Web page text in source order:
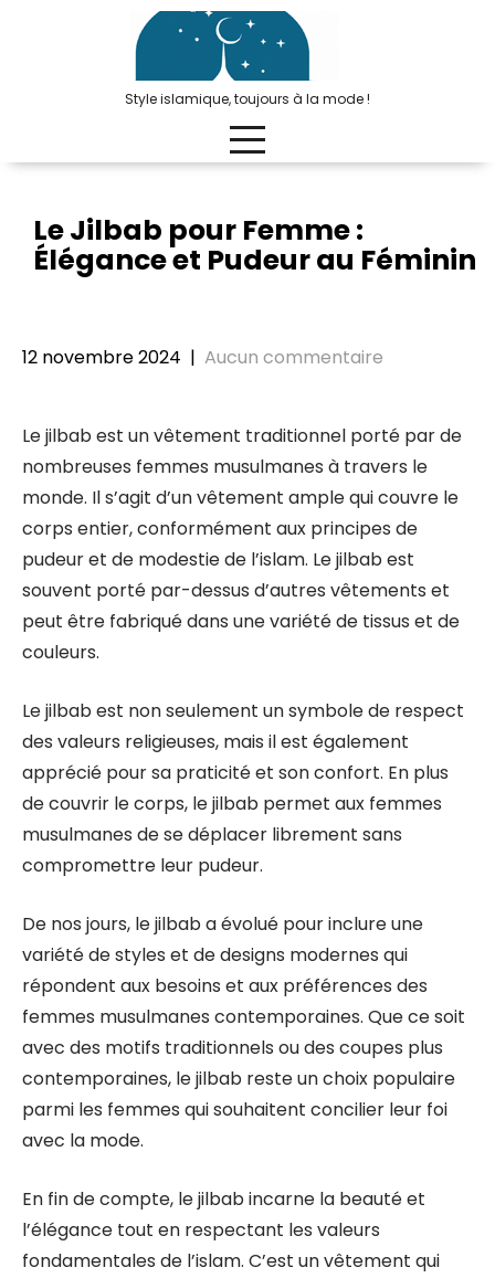
Style islamique, toujours à la mode !
Le Jilbab pour Femme :
Élégance et Pudeur au Féminin
12 novembre 2024 | Aucun commentaire
Le jilbab est un vêtement traditionnel porté par de
nombreuses femmes musulmanes à travers le
monde. Il s’agit d’un vêtement ample qui couvre le
corps entier, conformément aux principes de
pudeur et de modestie de l’islam. Le jilbab est
souvent porté par-dessus d’autres vêtements et
peut être fabriqué dans une variété de tissus et de
couleurs.
Le jilbab est non seulement un symbole de respect
des valeurs religieuses, mais il est également
apprécié pour sa praticité et son confort. En plus
de couvrir le corps, le jilbab permet aux femmes
musulmanes de se déplacer librement sans
compromettre leur pudeur.
De nos jours, le jilbab a évolué pour inclure une
variété de styles et de designs modernes qui
répondent aux besoins et aux préférences des
femmes musulmanes contemporaines. Que ce soit
avec des motifs traditionnels ou des coupes plus
contemporaines, le jilbab reste un choix populaire
parmi les femmes qui souhaitent concilier leur foi
avec la mode.
En fin de compte, le jilbab incarne la beauté et
l’élégance tout en respectant les valeurs
fondamentales de l’islam. C’est un vêtement qui